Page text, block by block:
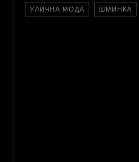
УЛИЧНА МОДА ШМИНКА